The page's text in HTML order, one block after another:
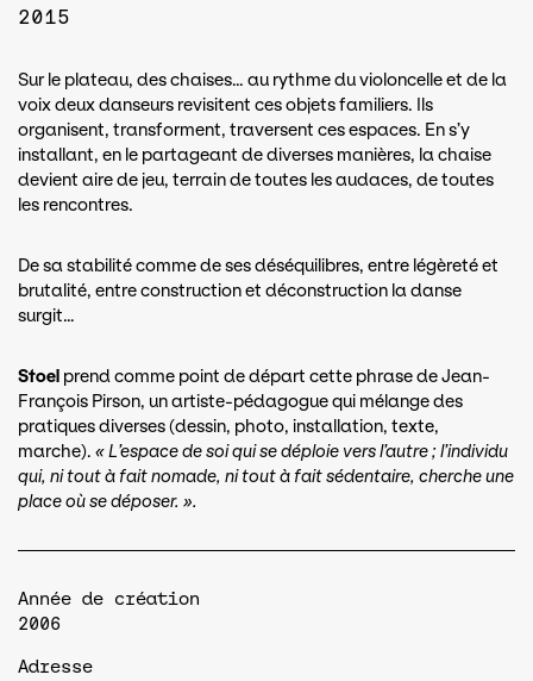
2015
Sur le plateau, des chaises… au rythme du violoncelle et de la
voix deux danseurs revisitent ces objets familiers. Ils
organisent, transforment, traversent ces espaces. En s’y
installant, en le partageant de diverses manières, la chaise
devient aire de jeu, terrain de toutes les audaces, de toutes
les rencontres.
De sa stabilité comme de ses déséquilibres, entre légèreté et
brutalité, entre construction et déconstruction la danse
surgit…
Stoel prend comme point de départ cette phrase de Jean-
François Pirson, un artiste-pédagogue qui mélange des
pratiques diverses (dessin, photo, installation, texte,
marche). « L’espace de soi qui se déploie vers l’autre ; l’individu
qui, ni tout à fait nomade, ni tout à fait sédentaire, cherche une
place où se déposer. ».
Année de création
2006
Adresse